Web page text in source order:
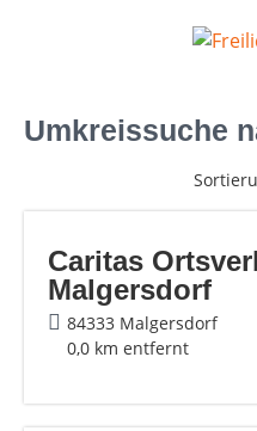
Umkreissuche
Caritas
Malgersdorf
84333 Malgersdorf
0,0 km entfernt